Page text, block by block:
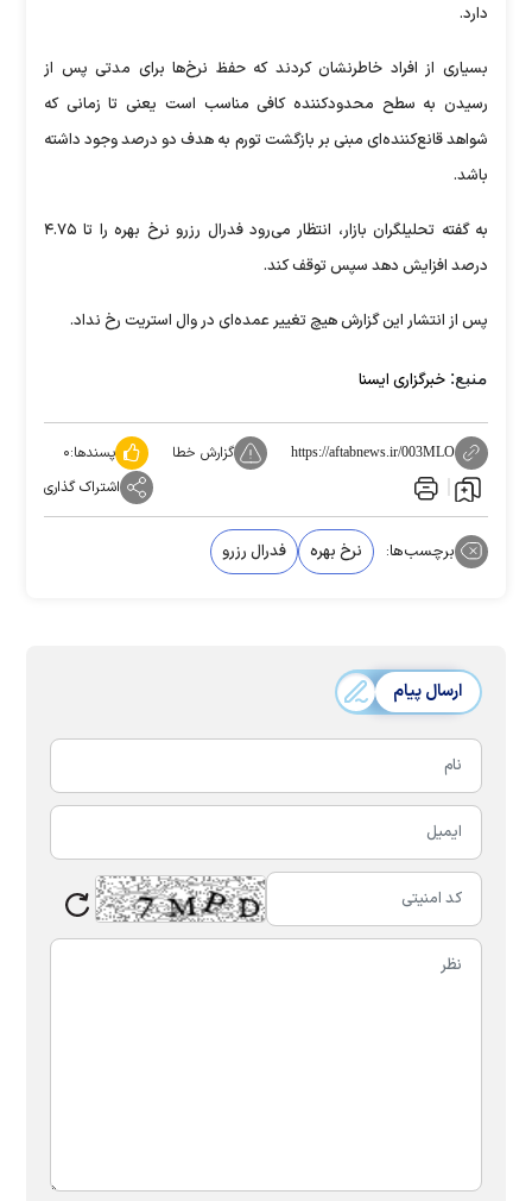
دارد.
بسیاری از افراد خاطرنشان کردند که حفظ نرخ‌ها برای مدتی پس از
رسیدن به سطح محدودکننده کافی مناسب است یعنی تا زمانی که
شواهد قانع‌کننده‌ای مبنی بر بازگشت تورم به هدف دو درصد وجود داشته
باشد.
به گفته تحلیلگران بازار، انتظار می‌رود فدرال رزرو نرخ بهره را تا ۴.۷۵
درصد افزایش دهد سپس توقف کند.
پس از انتشار این گزارش هیچ تغییر عمده‌ای در وال استریت رخ نداد.
منبع: خبرگزاری ایسنا
https://aftabnews.ir/003MLO گزارش خطا پسندها:۰
اشتراک گذاری
برچسب‌ها: نرخ بهره فدرال رزرو
ارسال پیام